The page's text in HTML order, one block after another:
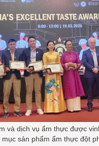
và dịch vụ ẩm thực được
mục sản phẩm ẩm thực đột